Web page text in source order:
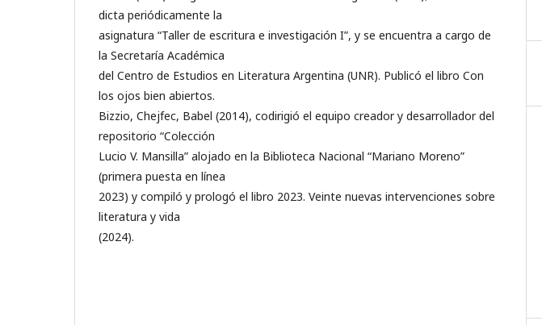
dicta periódicamente la
asignatura “Taller de escritura e investigación I”, y se encuentra a cargo de
la Secretaría Académica
del Centro de Estudios en Literatura Argentina (UNR). Publicó el libro Con
los ojos bien abiertos.
Bizzio, Chejfec, Babel (2014), codirigió el equipo creador y desarrollador del
repositorio “Colección
Lucio V. Mansilla” alojado en la Biblioteca Nacional “Mariano Moreno”
(primera puesta en línea
2023) y compiló y prologó el libro 2023. Veinte nuevas intervenciones sobre
literatura y vida
(2024).